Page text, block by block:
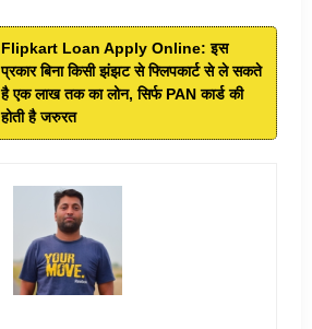
Flipkart Loan Apply Online: इस
प्रकार बिना किसी झंझट से फ्लिपकार्ट से ले सकते
है एक लाख तक का लोन, सिर्फ PAN कार्ड की
होती है जरुरत